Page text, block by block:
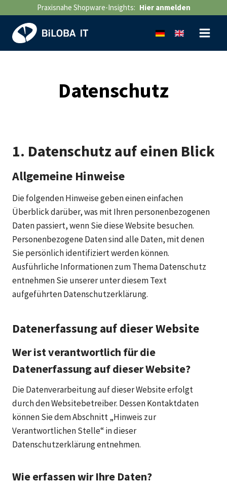
springen
Praxisnahe Shopware-Insights: Hier anmelden
Datenschutz
1. Datenschutz auf einen Blick
Allgemeine Hinweise
Die folgenden Hinweise geben einen einfachen
Überblick darüber, was mit Ihren personenbezogenen
Daten passiert, wenn Sie diese Website besuchen.
Personenbezogene Daten sind alle Daten, mit denen
Sie persönlich identifiziert werden können.
Ausführliche Informationen zum Thema Datenschutz
entnehmen Sie unserer unter diesem Text
aufgeführten Datenschutzerklärung.
Datenerfassung auf dieser Website
Wer ist verantwortlich für die
Datenerfassung auf dieser Website?
Die Datenverarbeitung auf dieser Website erfolgt
durch den Websitebetreiber. Dessen Kontaktdaten
können Sie dem Abschnitt „Hinweis zur
Verantwortlichen Stelle“ in dieser
Datenschutzerklärung entnehmen.
Wie erfassen wir Ihre Daten?